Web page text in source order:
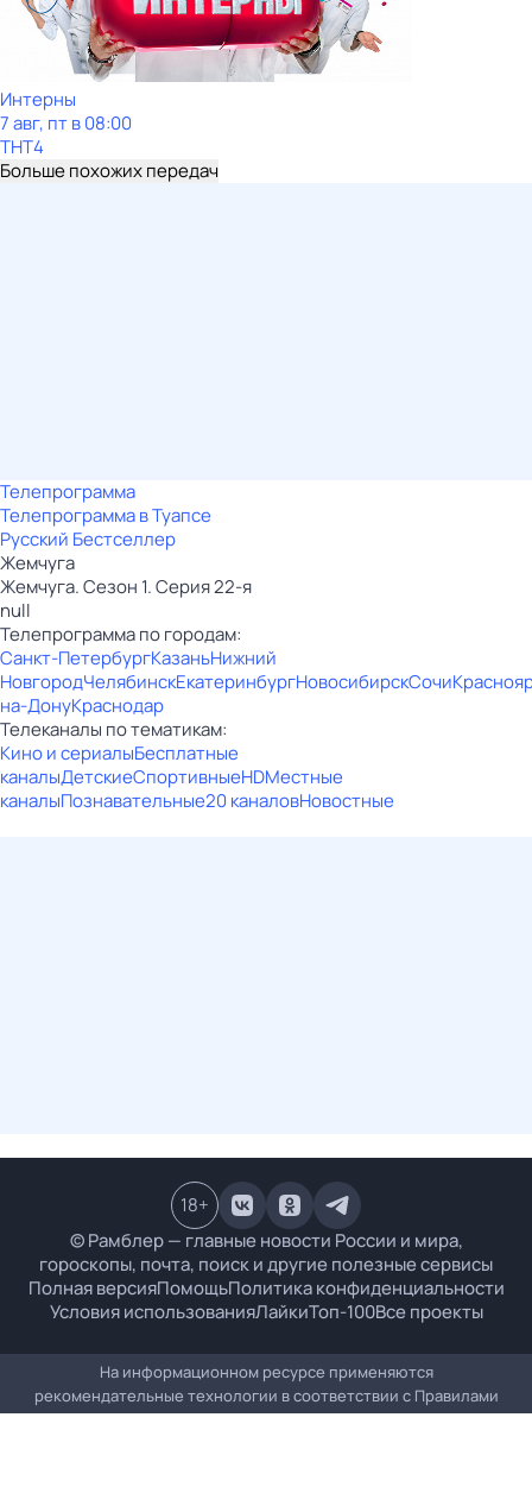
Интерны
7 авг, пт в 08:00
ТНТ4
Больше похожих передач
Телепрограмма
Телепрограмма в Туапсе
Русский Бестселлер
Жемчуга
Жемчуга. Сезон 1. Серия 22-я
null
Телепрограмма по городам:
Санкт-ПетербургКазаньНижний
НовгородЧелябинскЕкатеринбургНовосибирскСочи
на-ДонуКраснодар
Телеканалы по тематикам:
Кино и сериалыБесплатные
каналыДетскиеСпортивныеHDМестные
каналыПознавательные20 каналовНовостные
© Рамблер — главные новости России и мира,
гороскопы, почта, поиск и другие полезные сервисы
Полная версияПомощьПолитика конфиденциальности
Условия использованияЛайкиТоп-100Все проекты
18+
На информационном ресурсе применяются
рекомендательные технологии в соответствии с Правилами